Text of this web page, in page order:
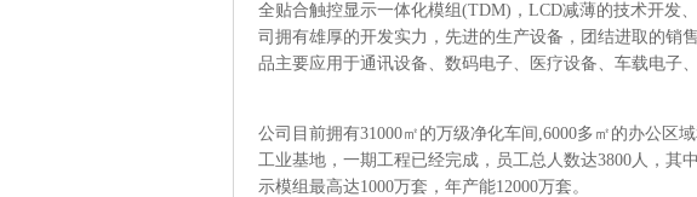
全贴合触控显示一体化模组(TDM)，LCD减薄的技术开发
司拥有雄厚的开发实力，先进的生产设备，团结进取的销
品主要应用于通讯设备、数码电子、医疗设备、车载电子
公司目前拥有31000㎡的万级净化车间,6000多㎡的办公区
工业基地，一期工程已经完成，员工总人数达3800人，其
示模组最高达1000万套，年产能12000万套。